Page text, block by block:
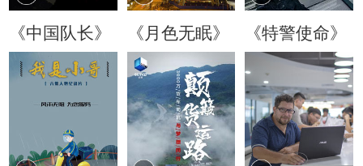
《中国队长》 《月色无眠》 《特警使命》